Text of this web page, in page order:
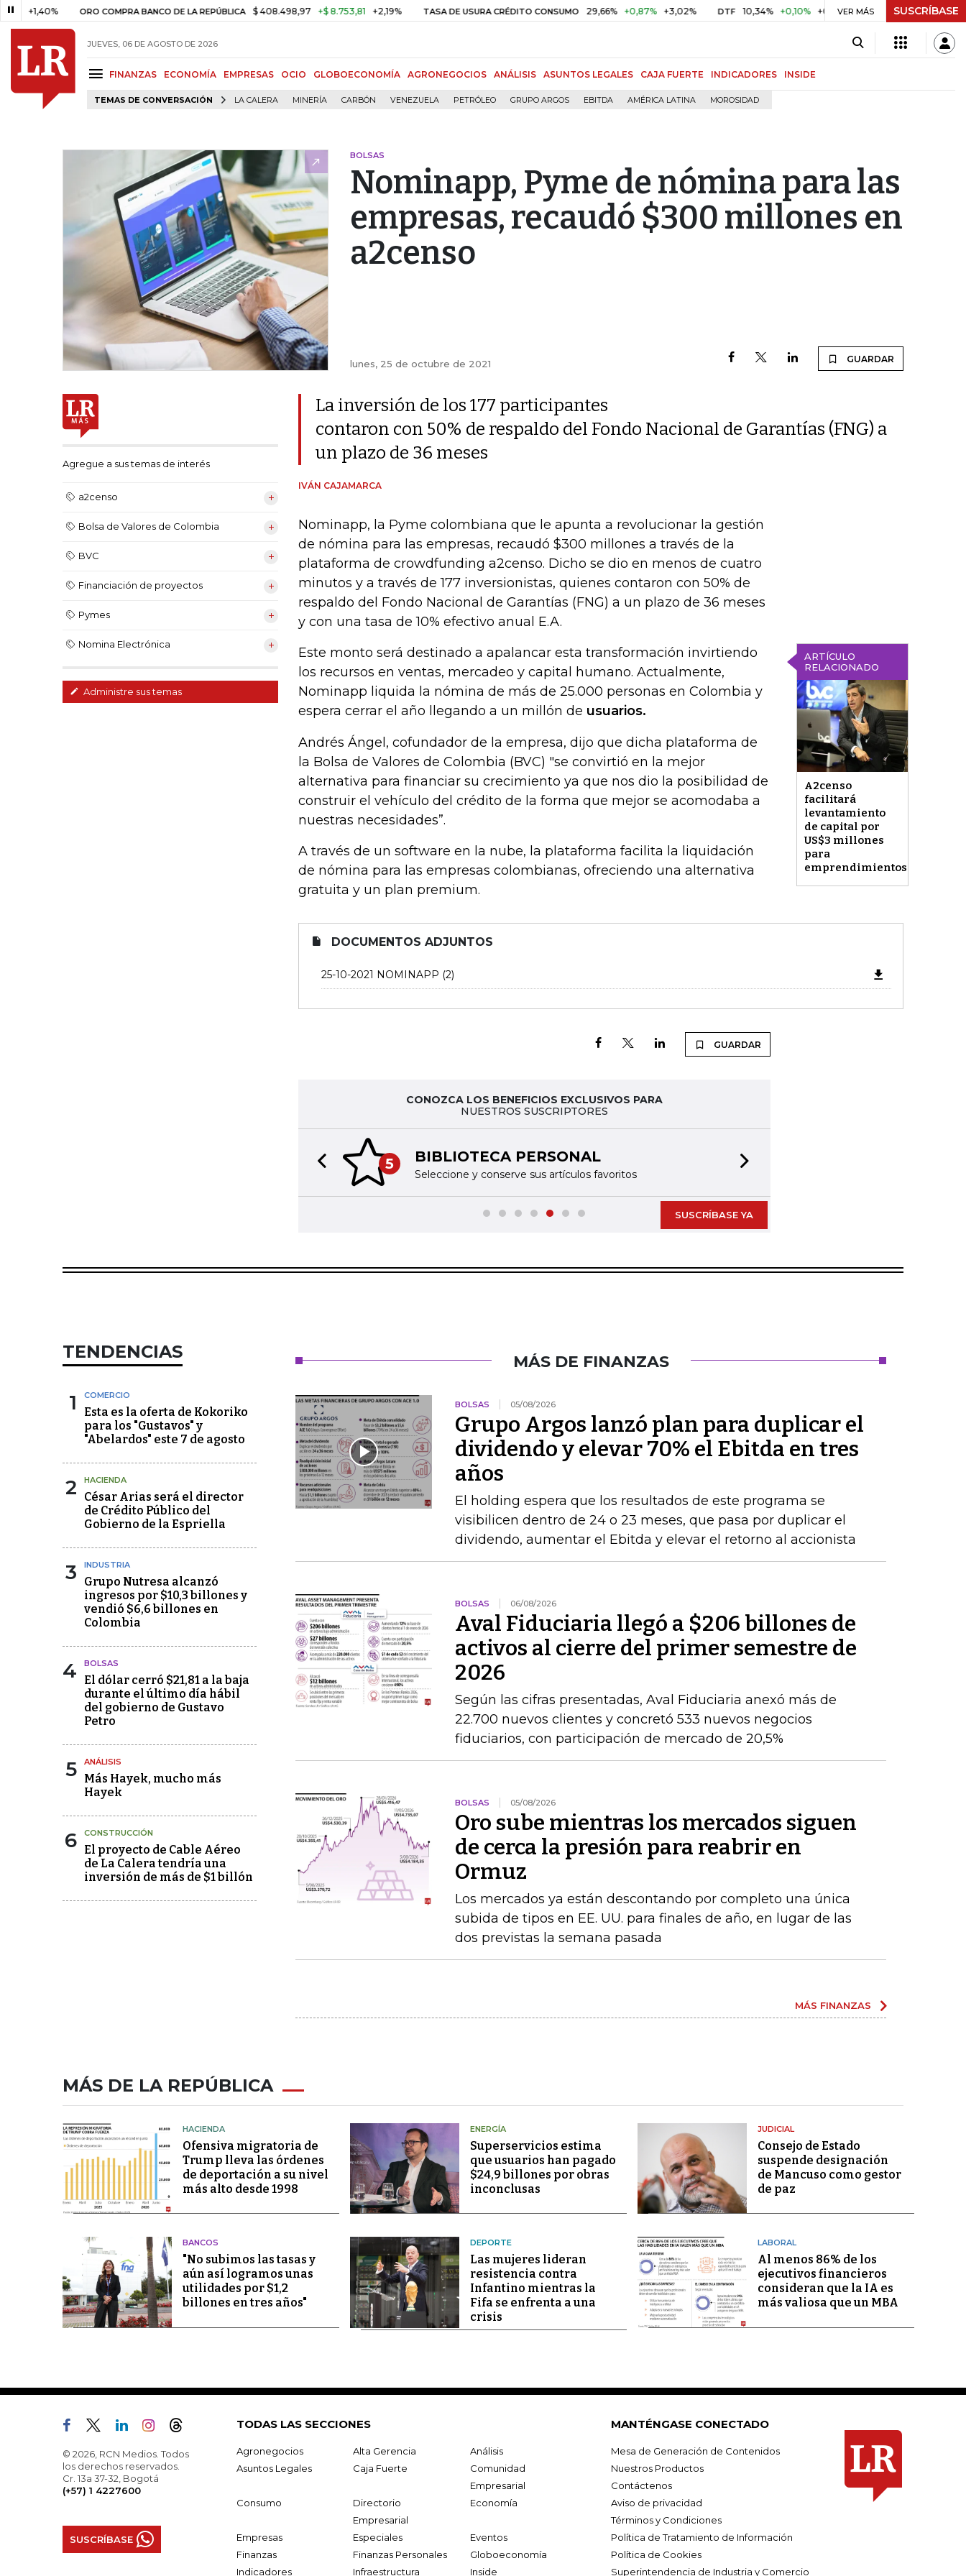
ORO COMPRA BANCO DE LA REPÚBLICA $ 408.498,97 +$ 8.753,81 +2,19% TASA DE USURA CRÉDITO CONSUMO 29,66% +0,87% +3,02% DTF 10,34% +0,10% +0,98% UVR $ 416,86 +$ 0,05
VER MÁS SUSCRÍBASE
JUEVES, 06 DE AGOSTO DE 2026
FINANZAS ECONOMÍA EMPRESAS OCIO GLOBOECONOMÍA AGRONEGOCIOS ANÁLISIS ASUNTOS LEGALES CAJA FUERTE INDICADORES INSIDE
TEMAS DE CONVERSACIÓN LA CALERA MINERÍA CARBÓN VENEZUELA PETRÓLEO GRUPO ARGOS EBITDA AMÉRICA LATINA MOROSIDAD
BOLSAS
Nominapp, Pyme de nómina para las
empresas, recaudó $300 millones en
a2censo
lunes, 25 de octubre de 2021 GUARDAR
Agregue a sus temas de interés
a2censo
Bolsa de Valores de Colombia
BVC
Financiación de proyectos
Pymes
Nomina Electrónica
Administre sus temas
La inversión de los 177 participantes
contaron con 50% de respaldo del Fondo Nacional de Garantías (FNG) a
un plazo de 36 meses
IVÁN CAJAMARCA
Nominapp, la Pyme colombiana que le apunta a revolucionar la gestión
de nómina para las empresas, recaudó $300 millones a través de la
plataforma de crowdfunding a2censo. Dicho se dio en menos de cuatro
minutos y a través de 177 inversionistas, quienes contaron con 50% de
respaldo del Fondo Nacional de Garantías (FNG) a un plazo de 36 meses
y con una tasa de 10% efectivo anual E.A.
ARTÍCULO
RELACIONADO
A2censo
facilitará
levantamiento
de capital por
US$3 millones
para
emprendimientos
Este monto será destinado a apalancar esta transformación invirtiendo
los recursos en ventas, mercadeo y capital humano. Actualmente,
Nominapp liquida la nómina de más de 25.000 personas en Colombia y
espera cerrar el año llegando a un millón de usuarios.
Andrés Ángel, cofundador de la empresa, dijo que dicha plataforma de
la Bolsa de Valores de Colombia (BVC) "se convirtió en la mejor
alternativa para financiar su crecimiento ya que nos dio la posibilidad de
construir el vehículo del crédito de la forma que mejor se acomodaba a
nuestras necesidades”.
A través de un software en la nube, la plataforma facilita la liquidación
de nómina para las empresas colombianas, ofreciendo una alternativa
gratuita y un plan premium.
DOCUMENTOS ADJUNTOS
25-10-2021 NOMINAPP (2)
GUARDAR
CONOZCA LOS BENEFICIOS EXCLUSIVOS PARA
NUESTROS SUSCRIPTORES
5 BIBLIOTECA PERSONAL
Seleccione y conserve sus artículos favoritos
Previous slide
SUSCRÍBASE YA
TENDENCIAS
1 COMERCIO
Esta es la oferta de Kokoriko
para los "Gustavos" y
"Abelardos" este 7 de agosto
2 HACIENDA
César Arias será el director
de Crédito Público del
Gobierno de la Espriella
3 INDUSTRIA
Grupo Nutresa alcanzó
ingresos por $10,3 billones y
vendió $6,6 billones en
Colombia
4 BOLSAS
El dólar cerró $21,81 a la baja
durante el último día hábil
del gobierno de Gustavo
Petro
5 ANÁLISIS
Más Hayek, mucho más
Hayek
6 CONSTRUCCIÓN
El proyecto de Cable Aéreo
de La Calera tendría una
inversión de más de $1 billón
MÁS DE FINANZAS
BOLSAS 05/08/2026
Grupo Argos lanzó plan para duplicar el
dividendo y elevar 70% el Ebitda en tres
años
El holding espera que los resultados de este programa se
visibilicen dentro de 24 o 23 meses, que pasa por duplicar el
dividendo, aumentar el Ebitda y elevar el retorno al accionista
BOLSAS 06/08/2026
Aval Fiduciaria llegó a $206 billones de
activos al cierre del primer semestre de
2026
Según las cifras presentadas, Aval Fiduciaria anexó más de
22.700 nuevos clientes y concretó 533 nuevos negocios
fiduciarios, con participación de mercado de 20,5%
BOLSAS 05/08/2026
Oro sube mientras los mercados siguen
de cerca la presión para reabrir en
Ormuz
Los mercados ya están descontando por completo una única
subida de tipos en EE. UU. para finales de año, en lugar de las
dos previstas la semana pasada
MÁS FINANZAS
MÁS DE LA REPÚBLICA
HACIENDA
Ofensiva migratoria de
Trump lleva las órdenes
de deportación a su nivel
más alto desde 1998
ENERGÍA
Superservicios estima
que usuarios han pagado
$24,9 billones por obras
inconclusas
JUDICIAL
Consejo de Estado
suspende designación
de Mancuso como gestor
de paz
BANCOS
"No subimos las tasas y
aún así logramos unas
utilidades por $1,2
billones en tres años"
DEPORTE
Las mujeres lideran
resistencia contra
Infantino mientras la
Fifa se enfrenta a una
crisis
LABORAL
Al menos 86% de los
ejecutivos financieros
consideran que la IA es
más valiosa que un MBA
© 2026, RCN Medios. Todos
los derechos reservados.
Cr. 13a 37-32, Bogotá
(+57) 1 4227600
SUSCRÍBASE
TODAS LAS SECCIONES
Agronegocios Alta Gerencia
Análisis
Asuntos Legales
Caja Fuerte
Comunidad
Empresarial
Consumo
Directorio
Empresarial
Economía
Empresas Especiales
Eventos
Finanzas
Finanzas Personales
Globoeconomía
Indicadores
Infraestructura Inside
MANTÉNGASE CONECTADO
Mesa de Generación de Contenidos
Nuestros Productos
Contáctenos
Aviso de privacidad
Términos y Condiciones
Política de Tratamiento de Información
Política de Cookies
Superintendencia de Industria y Comercio